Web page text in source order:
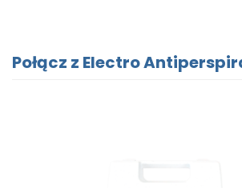
Połącz z Electro